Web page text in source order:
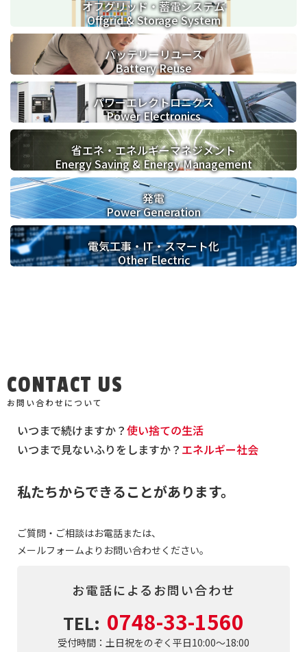
オフグリッド・蓄電システム
Offgrid & Storage System
バッテリーリユース
Battery Reuse
パワーエレクトロニクス
Power Electronics
省エネ・エネルギーマネジメント
Energy Saving & Energy Management
発電
Power Generation
電気工事・IT・スマート化
Other Electric
CONTACT US
お問い合わせについて
いつまで続けますか？使い捨ての生活
いつまで見ないふりをしますか？ エネルギー社会
私たちからできることがあります。
ご質問・ご相談はお電話または、
メールフォームよりお問い合わせください。
お電話によるお問い合わせ
TEL: 0748-33-1560
受付時間：土日祝をのぞく平日10:00～18:00